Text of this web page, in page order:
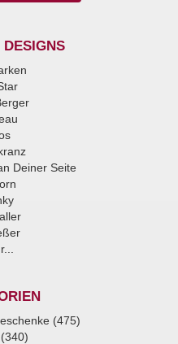
Deiner Seite
(475)